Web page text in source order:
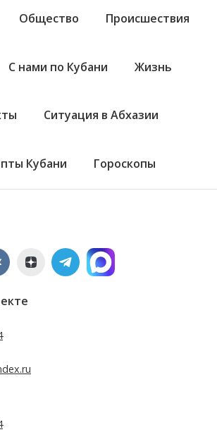
Общество Происшествия
С нами по Кубани Жизнь
Ситуация в Абхазии
Кубани Гороскопы